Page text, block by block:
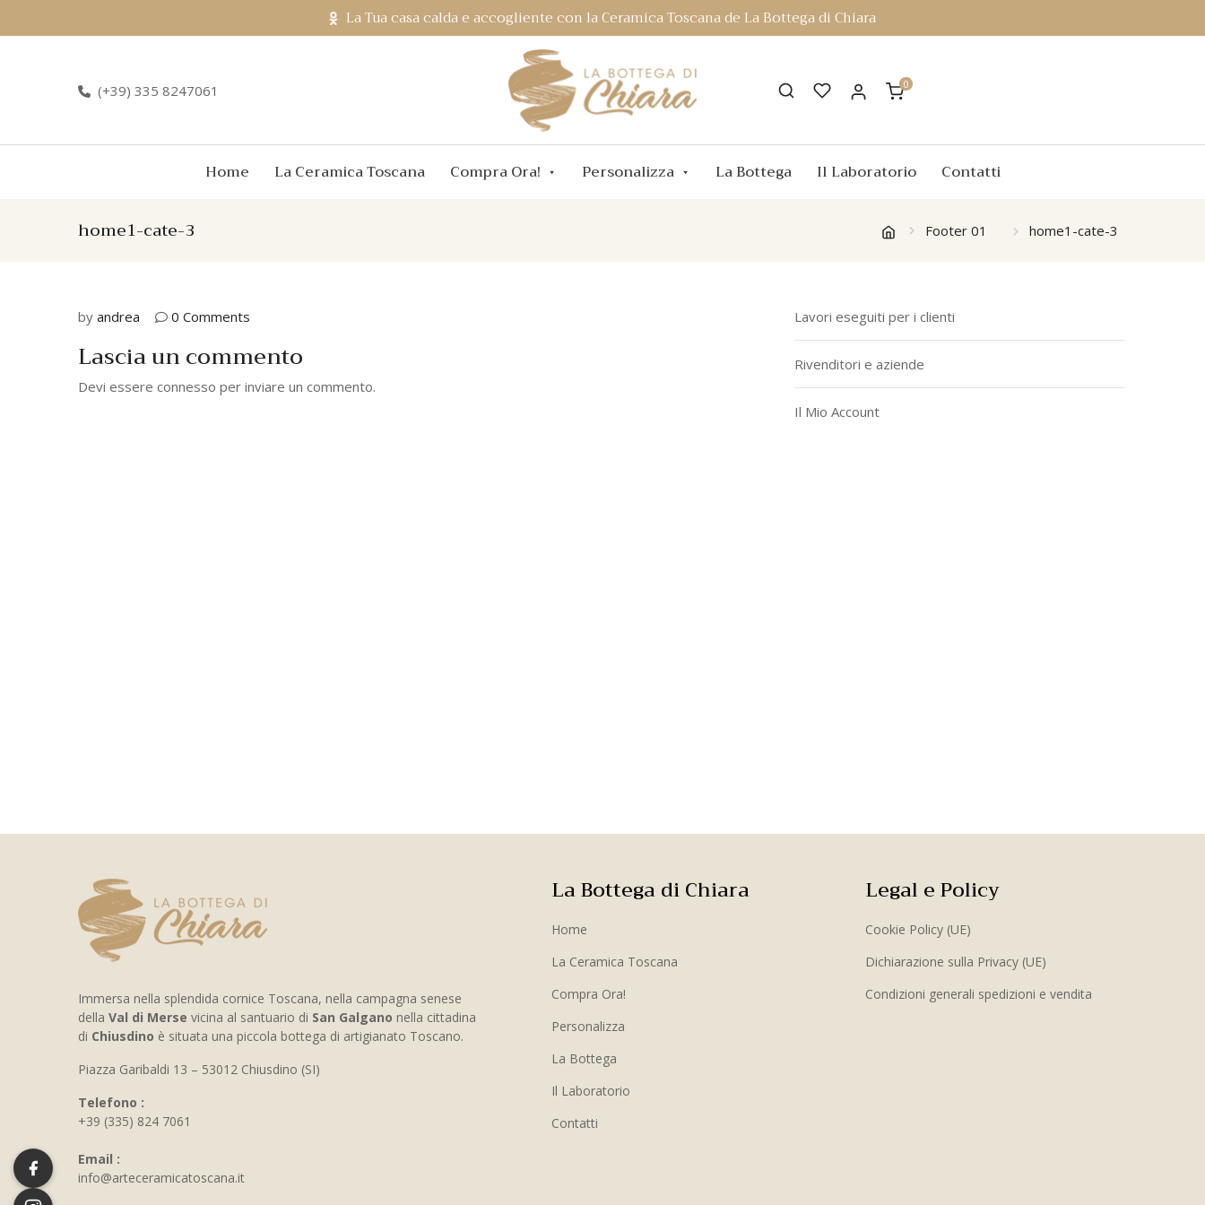
La Tua casa calda e accogliente con la Ceramica Toscana de La Bottega di Chiara
(+39) 335 8247061 0
Home La Ceramica Toscana Compra Ora! Personalizza La Bottega Il Laboratorio Contatti
home1-cate-3 Footer 01 home1-cate-3
by andrea 0 Comments
Lascia un commento
Devi essere connesso per inviare un commento.
Lavori eseguiti per i clienti
Rivenditori e aziende
Il Mio Account
Immersa nella splendida cornice Toscana, nella campagna senese
della Val di Merse vicina al santuario di San Galgano nella cittadina
di Chiusdino è situata una piccola bottega di artigianato Toscano.
Piazza Garibaldi 13 – 53012 Chiusdino (SI)
Telefono :
+39 (335) 824 7061
Email :
info@arteceramicatoscana.it
La Bottega di Chiara
Home
La Ceramica Toscana
Compra Ora!
Personalizza
La Bottega
Il Laboratorio
Contatti
Legal e Policy
Cookie Policy (UE)
Dichiarazione sulla Privacy (UE)
Condizioni generali spedizioni e vendita